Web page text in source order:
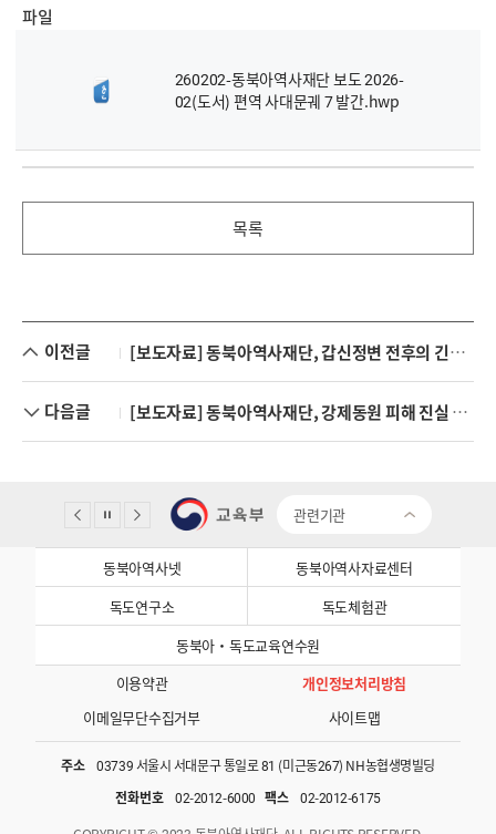
파일
260202-동북아역사재단 보도 2026-
02(도서) 편역 사대문궤 7 발간.hwp
목록
이전글 [보도자료] 동북아역사재단, 갑신정변 전후의 긴박한 순간을 생생하게 기록한 청나라 외교문서 -『국역 청계중일한관계사료 7』발간
다음글 [보도자료] 동북아역사재단, 강제동원 피해 진실 조명과 유골 봉환 노력을 알리는 유튜브 영상 공개(히스토리 앵글)
관련기관
동북아역사넷
동북아역사자료센터
독도연구소
독도체험관
동북아·독도교육연수원
이용약관
개인정보처리방침
이메일무단수집거부
사이트맵
주소
03739 서울시 서대문구 통일로 81 (미근동267) NH농협생명빌딩
전화번호
02-2012-6000 팩스
02-2012-6175